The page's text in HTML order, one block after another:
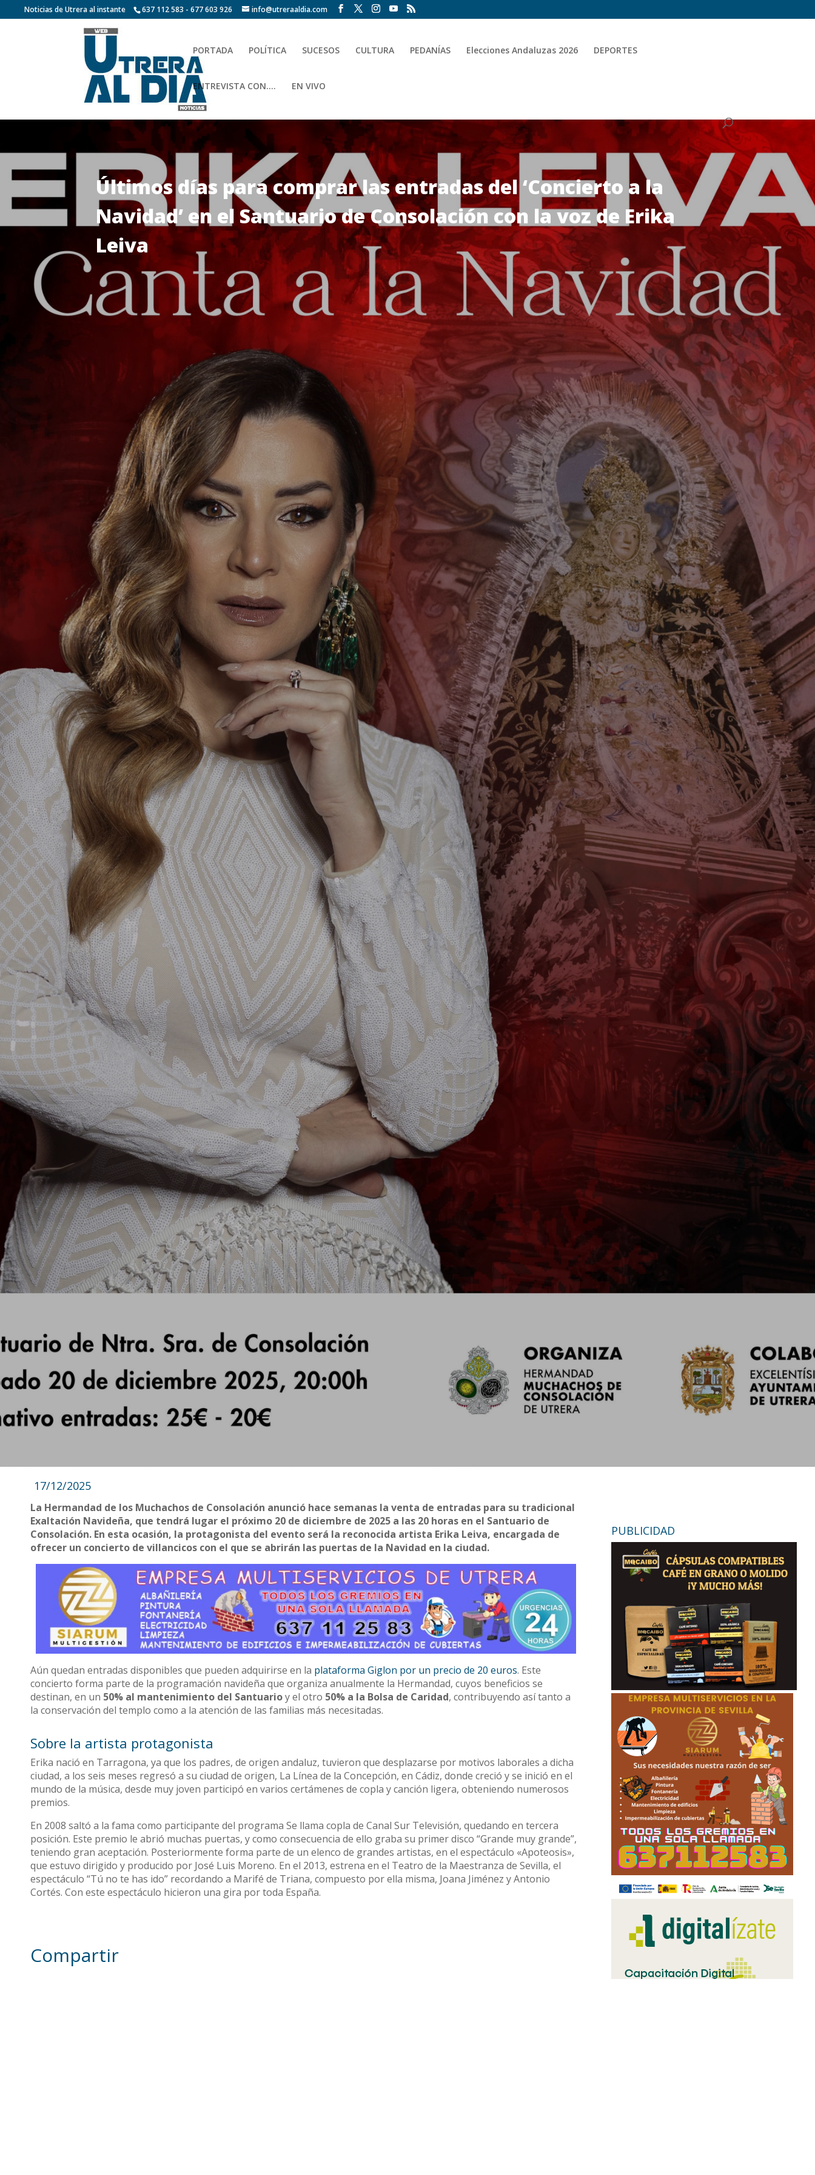
Noticias de Utrera al instante 637 112 583 - 677 603 926 info@utreraaldia.com
PORTADA POLÍTICA SUCESOS CULTURA PEDANÍAS Elecciones Andaluzas 2026 DEPORTES
ENTREVISTA CON…. EN VIVO
Últimos días para comprar las entradas del ‘Concierto a la
Navidad’ en el Santuario de Consolación con la voz de Erika
Leiva
17/12/2025
La Hermandad de los Muchachos de Consolación anunció hace semanas la venta de entradas para su tradicional
Exaltación Navideña, que tendrá lugar el próximo 20 de diciembre de 2025 a las 20 horas en el Santuario de
Consolación. En esta ocasión, la protagonista del evento será la reconocida artista Erika Leiva, encargada de
ofrecer un concierto de villancicos con el que se abrirán las puertas de la Navidad en la ciudad.
Aún quedan entradas disponibles que pueden adquirirse en la plataforma Giglon por un precio de 20 euros. Este
concierto forma parte de la programación navideña que organiza anualmente la Hermandad, cuyos beneficios se
destinan, en un 50% al mantenimiento del Santuarioy el otro 50% a la Bolsa de Caridad, contribuyendo así tanto a
la conservación del templo como a la atención de las familias más necesitadas.
Sobre la artista protagonista
Erika nació en Tarragona, ya que los padres, de origen andaluz, tuvieron que desplazarse por motivos laborales a dicha
ciudad, a los seis meses regresó a su ciudad de origen, La Línea de la Concepción, en Cádiz, donde creció y se inició en el
mundo de la música,​ desde muy joven participó en varios certámenes de copla y canción ligera, obteniendo numerosos
premios.
En 2008 saltó a la fama como participante del programa Se llama copla de Canal Sur Televisión, quedando en tercera
posición.​ Este premio le abrió muchas puertas, y como consecuencia de ello graba su primer disco “Grande muy grande”,
teniendo gran aceptación. Posteriormente forma parte de un elenco de grandes artistas, en el espectáculo «Apoteosis»,
que estuvo dirigido y producido por José Luis Moreno. En el 2013, estrena en el Teatro de la Maestranza de Sevilla, el
espectáculo “Tú no te has ido” recordando a Marifé de Triana, compuesto por ella misma, Joana Jiménez y Antonio
Cortés. Con este espectáculo hicieron una gira por toda España.
Compartir
PUBLICIDAD